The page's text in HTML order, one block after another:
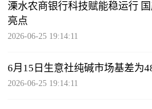
溧水农商银行科技赋能稳运行
亮点
2026-06-25 19:14:11
6月15日生意社纯碱市场基差为
2026-06-25 19:14:11